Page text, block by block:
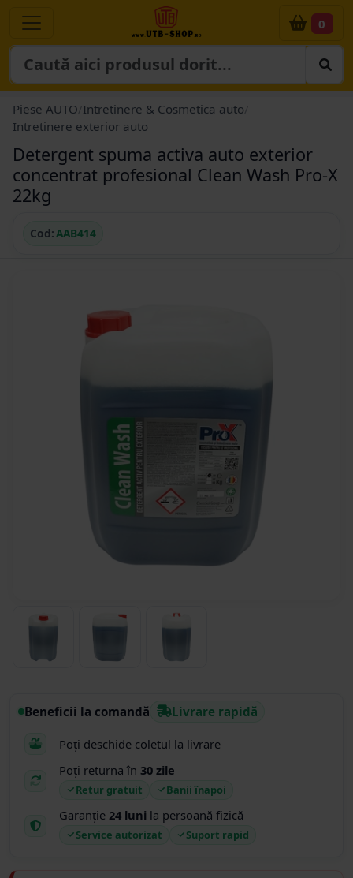
0
Piese AUTO Intretinere & Cosmetica auto
Intretinere exterior auto
Detergent spuma activa auto exterior
concentrat profesional Clean Wash Pro-X
22kg
Cod:AAB414
Beneficii la comandă Livrare rapidă
Poți deschide coletul la livrare
Poți returna în 30 zile
Retur gratuit Banii înapoi
Garanție 24 luni la persoană fizică
Service autorizat Suport rapid